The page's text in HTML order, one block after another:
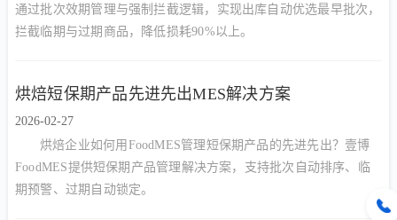
通过批次效期管理与强制拦截逻辑，实现出库自动优选最早批次，
拦截临期与过期商品，降低损耗90%以上。
烘焙短保期产品先进先出MES解决方案
2026-02-27
烘焙企业如何用FoodMES管理短保期产品的先进先出？壹博
FoodMES提供短保期产品管理解决方案，支持批次自动排序、临
期预警、过期自动锁定。